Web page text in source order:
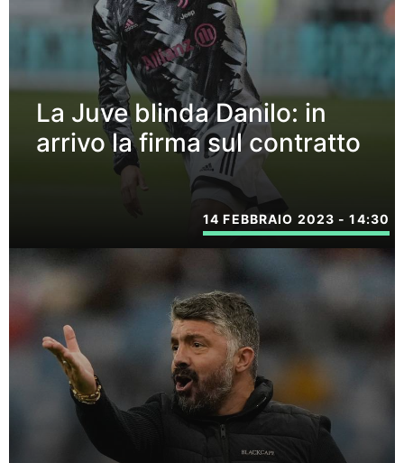
La Juve blinda Danilo: in
arrivo la firma sul contratto
14 FEBBRAIO 2023 - 14:30